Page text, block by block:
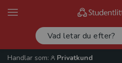
Handlar som:
Privatkund